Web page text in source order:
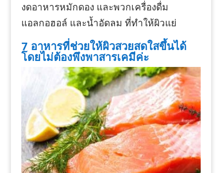
งดอาหารหมักดอง และพวกเครื่องดื่ม
แอลกอฮอล์ และน้ำอัดลม ที่ทำให้ผิวแย่
7 อาหารที่ช่วยให้ผิวสวยสดใสขึ้นได้
โดยไม่ต้องพึงพาสารเคมีค่ะ